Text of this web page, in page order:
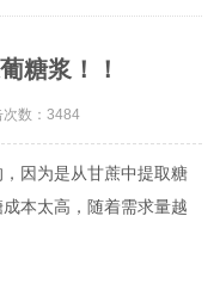
糖浆！！
数：3484
因为是从甘蔗中提取糖
本太高，随着需求量越